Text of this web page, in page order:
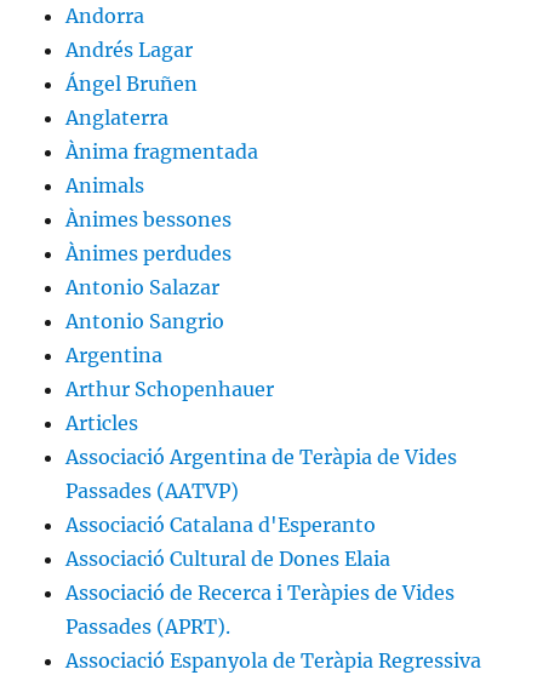
Andorra
Andrés Lagar
Ángel Bruñen
Anglaterra
Ànima fragmentada
Animals
Ànimes bessones
Ànimes perdudes
Antonio Salazar
Antonio Sangrio
Argentina
Arthur Schopenhauer
Articles
Associació Argentina de Teràpia de Vides
Passades (AATVP)
Associació Catalana d'Esperanto
Associació Cultural de Dones Elaia
Associació de Recerca i Teràpies de Vides
Passades (APRT).
Associació Espanyola de Teràpia Regressiva